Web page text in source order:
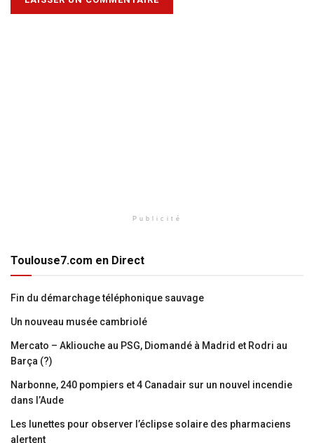
Publicité
Toulouse7.com en Direct
Fin du démarchage téléphonique sauvage
Un nouveau musée cambriolé
Mercato – Akliouche au PSG, Diomandé à Madrid et Rodri au
Barça (?)
Narbonne, 240 pompiers et 4 Canadair sur un nouvel incendie
dans l’Aude
Les lunettes pour observer l’éclipse solaire des pharmaciens
alertent